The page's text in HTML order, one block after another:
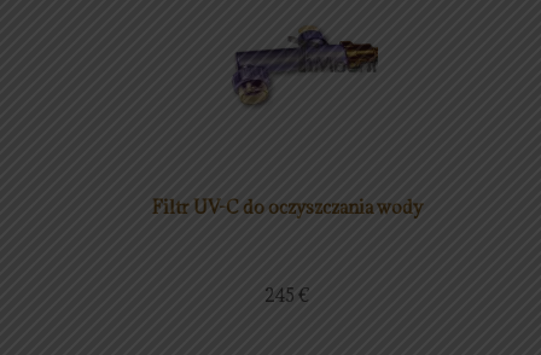
Filtr UV-C do oczyszczania wody
245 €